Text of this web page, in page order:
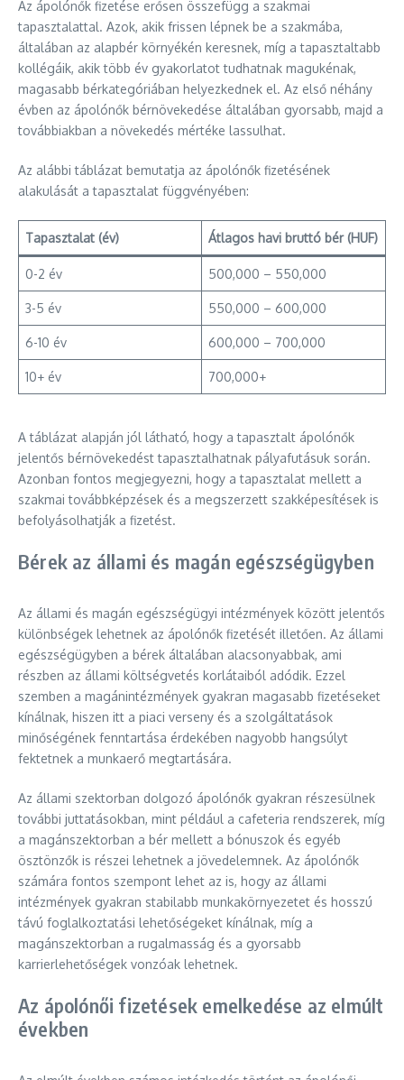
Az ápolónők fizetése erősen összefügg a szakmai
tapasztalattal. Azok, akik frissen lépnek be a szakmába,
általában az alapbér környékén keresnek, míg a tapasztaltabb
kollégáik, akik több év gyakorlatot tudhatnak magukénak,
magasabb bérkategóriában helyezkednek el. Az első néhány
évben az ápolónők bérnövekedése általában gyorsabb, majd a
továbbiakban a növekedés mértéke lassulhat.
Az alábbi táblázat bemutatja az ápolónők fizetésének
alakulását a tapasztalat függvényében:
Tapasztalat (év) Átlagos havi bruttó bér (HUF)
0-2 év 500,000 – 550,000
3-5 év 550,000 – 600,000
6-10 év 600,000 – 700,000
10+ év 700,000+
A táblázat alapján jól látható, hogy a tapasztalt ápolónők
jelentős bérnövekedést tapasztalhatnak pályafutásuk során.
Azonban fontos megjegyezni, hogy a tapasztalat mellett a
szakmai továbbképzések és a megszerzett szakképesítések is
befolyásolhatják a fizetést.
Bérek az állami és magán egészségügyben
Az állami és magán egészségügyi intézmények között jelentős
különbségek lehetnek az ápolónők fizetését illetően. Az állami
egészségügyben a bérek általában alacsonyabbak, ami
részben az állami költségvetés korlátaiból adódik. Ezzel
szemben a magánintézmények gyakran magasabb fizetéseket
kínálnak, hiszen itt a piaci verseny és a szolgáltatások
minőségének fenntartása érdekében nagyobb hangsúlyt
fektetnek a munkaerő megtartására.
Az állami szektorban dolgozó ápolónők gyakran részesülnek
további juttatásokban, mint például a cafeteria rendszerek, míg
a magánszektorban a bér mellett a bónuszok és egyéb
ösztönzők is részei lehetnek a jövedelemnek. Az ápolónők
számára fontos szempont lehet az is, hogy az állami
intézmények gyakran stabilabb munkakörnyezetet és hosszú
távú foglalkoztatási lehetőségeket kínálnak, míg a
magánszektorban a rugalmasság és a gyorsabb
karrierlehetőségek vonzóak lehetnek.
Az ápolónői fizetések emelkedése az elmúlt
években